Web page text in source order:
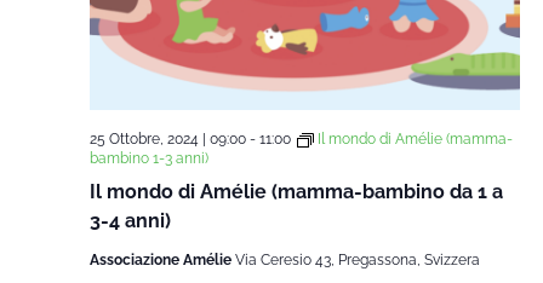
Il mondo di Amélie (mamma-bambino da 1 a
3-4 anni)
25 Ottobre, 2024 | 09:00- 11:00
Il mondo di Amélie (mamma-
bambino 1-3 anni)
Associazione Amélie Via Ceresio 43, Pregassona, Svizzera